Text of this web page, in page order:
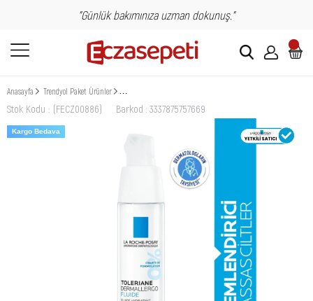
"Günlük bakımınıza uzman dokunuş."
Anasayfa Trendyol Paket Ürünler La Roche Posay Toleriane Dermallergo Fluide Bakım Kremi 40 ml
Stok Kodu (FECZ00886) Barkod : 3337875757669
Kargo Bedava